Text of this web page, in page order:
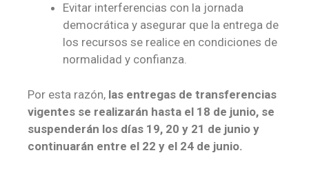
Evitar interferencias con la jornada
democrática y asegurar que la entrega de
los recursos se realice en condiciones de
normalidad y confianza.
Por esta razón, las entregas de transferencias
vigentes se realizarán hasta el 18 de junio, se
suspenderán los días 19, 20 y 21 de junio y
continuarán entre el 22 y el 24 de junio.